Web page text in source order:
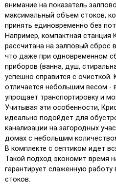
внимание на показатель
максимальный объем стоков,
принять единовременно без
Например, компактная станция
рассчитана на залповый сброс
что даже при одновременном
приборов (ванна, душ,
успешно справится с очисткой.
отличается небольшим весом -
упрощает транспортировку и
Учитывая эти особенности,
идеально подойдет для
канализации на загородных
домах с небольшим
В комплекте с септиком идет
Такой подход экономит время
гарантирует слаженную работу
стоков.